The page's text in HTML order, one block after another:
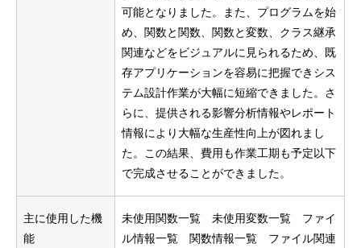
可能となりました。また、プログラムを始
め、関数と関数、関数と変数、クラス継承
関連などをビジュアルに見られるため、既
存アプリケーションを容易に把握できシス
テム設計作業が大幅に短縮できました。さ
らに、提供される影響分析情報やレポート
情報により大幅な生産性向上が図れまし
た。この結果、費用も作業工期も予定以下
で完成させることができました。
主に使用した機
能
未使用関数一覧 未使用変数一覧 ファイ
ル情報一覧 関数情報一覧 ファイル関連